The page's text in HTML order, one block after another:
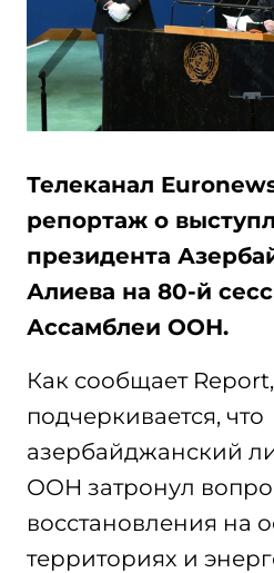
Телеканал
репортаж о
президента
Алиева на 80-й
Ассамблеи ООН.
Как сообщает
подчеркивается, что
азербайджанский
ООН затронул
восстановления на
территориях и